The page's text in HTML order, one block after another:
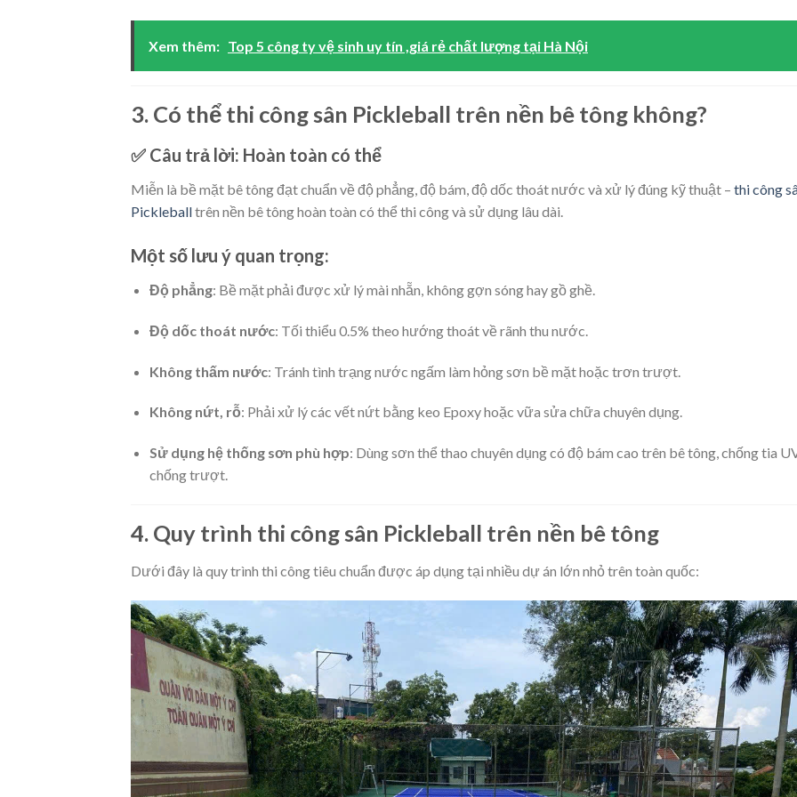
Xem thêm: Top 5 công ty vệ sinh uy tín ,giá rẻ chất lượng tại Hà Nội
3. Có thể thi công sân Pickleball trên nền bê tông không?
✅ Câu trả lời: Hoàn toàn có thể
Miễn là bề mặt bê tông đạt chuẩn về độ phẳng, độ bám, độ dốc thoát nước và xử lý đúng kỹ thuật – thi công
Pickleballtrên nền bê tông hoàn toàn có thể thi công và sử dụng lâu dài.
Một số lưu ý quan trọng:
Độ phẳng: Bề mặt phải được xử lý mài nhẵn, không gợn sóng hay gồ ghề.
Độ dốc thoát nước: Tối thiểu 0.5% theo hướng thoát về rãnh thu nước.
Không thấm nước: Tránh tình trạng nước ngấm làm hỏng sơn bề mặt hoặc trơn trượt.
Không nứt, rỗ: Phải xử lý các vết nứt bằng keo Epoxy hoặc vữa sửa chữa chuyên dụng.
Sử dụng hệ thống sơn phù hợp: Dùng sơn thể thao chuyên dụng có độ bám cao trên bê tông, chống tia
chống trượt.
4. Quy trình thi công sân Pickleball trên nền bê tông
Dưới đây là quy trình thi công tiêu chuẩn được áp dụng tại nhiều dự án lớn nhỏ trên toàn quốc: